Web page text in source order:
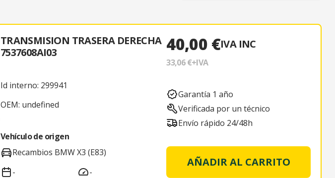
TRANSMISION TRASERA DERECHA
7537608AI03
Id interno: 299941
OEM: undefined
Vehículo de origen
Recambios BMW X3 (E83)
-
-
40,00 €IVA INC
33,06 €+IVA
Garantía 1 año
Verificada por un técnico
Envío rápido 24/48h
AÑADIR AL CARRITO